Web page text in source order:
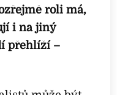
roli má,
i na jiný
přehlíží –